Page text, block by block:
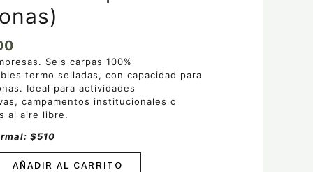
Seis carpas 100%
termo selladas, con capacidad para
Ideal para actividades
campamentos institucionales o
al aire libre.
$510
AÑADIR AL CARRITO